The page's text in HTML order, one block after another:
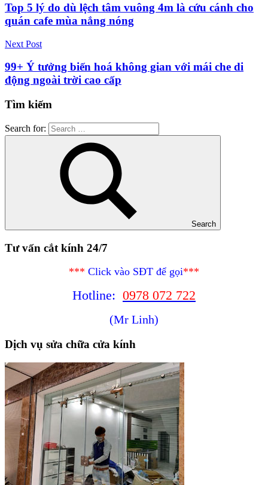
Top 5 lý do dù lệch tâm vuông 4m là cứu cánh cho
quán cafe mùa nắng nóng
Next Post
99+ Ý tưởng biến hoá không gian với mái che di
động ngoài trời cao cấp
Tìm kiếm
Search for:
Search
Tư vấn cắt kính 24/7
*** Click vào SĐT để gọi***
Hotline: 0978 072 722
(Mr Linh)
Dịch vụ sửa chữa cửa kính